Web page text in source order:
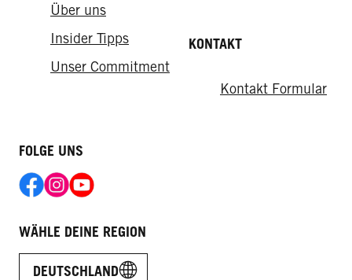
Über uns
Insider Tipps
Unser Commitment
KONTAKT
Kontakt Formular
FOLGE UNS
WÄHLE DEINE REGION
DEUTSCHLAND